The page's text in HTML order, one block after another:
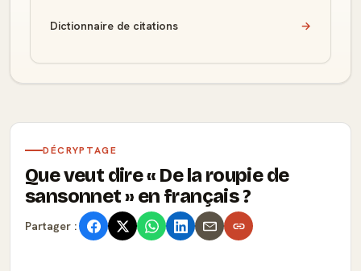
Dictionnaire de citations →
DÉCRYPTAGE
Que veut dire
De la roupie de
sansonnet
en français ?
Partager :